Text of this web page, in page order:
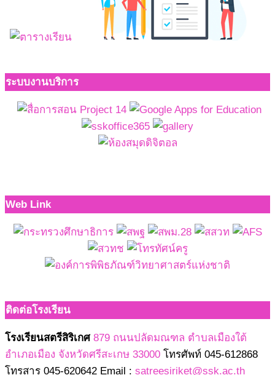
ระบบงานบริการ
Web Link
ติดต่อโรงเรียน
โรงเรียนสตรีสิริเกศ 879 ถนนปลัดมณฑล ตำบลเมืองใต้
อำเภอเมือง จังหวัดศรีสะเกษ 33000 โทรศัพท์ 045-612868
โทรสาร 045-620642 Email : satreesiriket@ssk.ac.th